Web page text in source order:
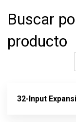
Buscar
producto
32-Input